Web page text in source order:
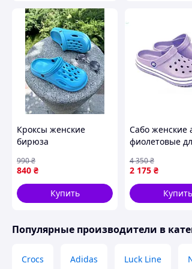
Кроксы женские
бирюза
840 ₴
990₴
Купить
Сабо женские
фиолетовые
повседневной
пар в упаковке
2 175 ₴
4 350₴
Купить
Популярные производители в
Crocs Adidas Luck Line